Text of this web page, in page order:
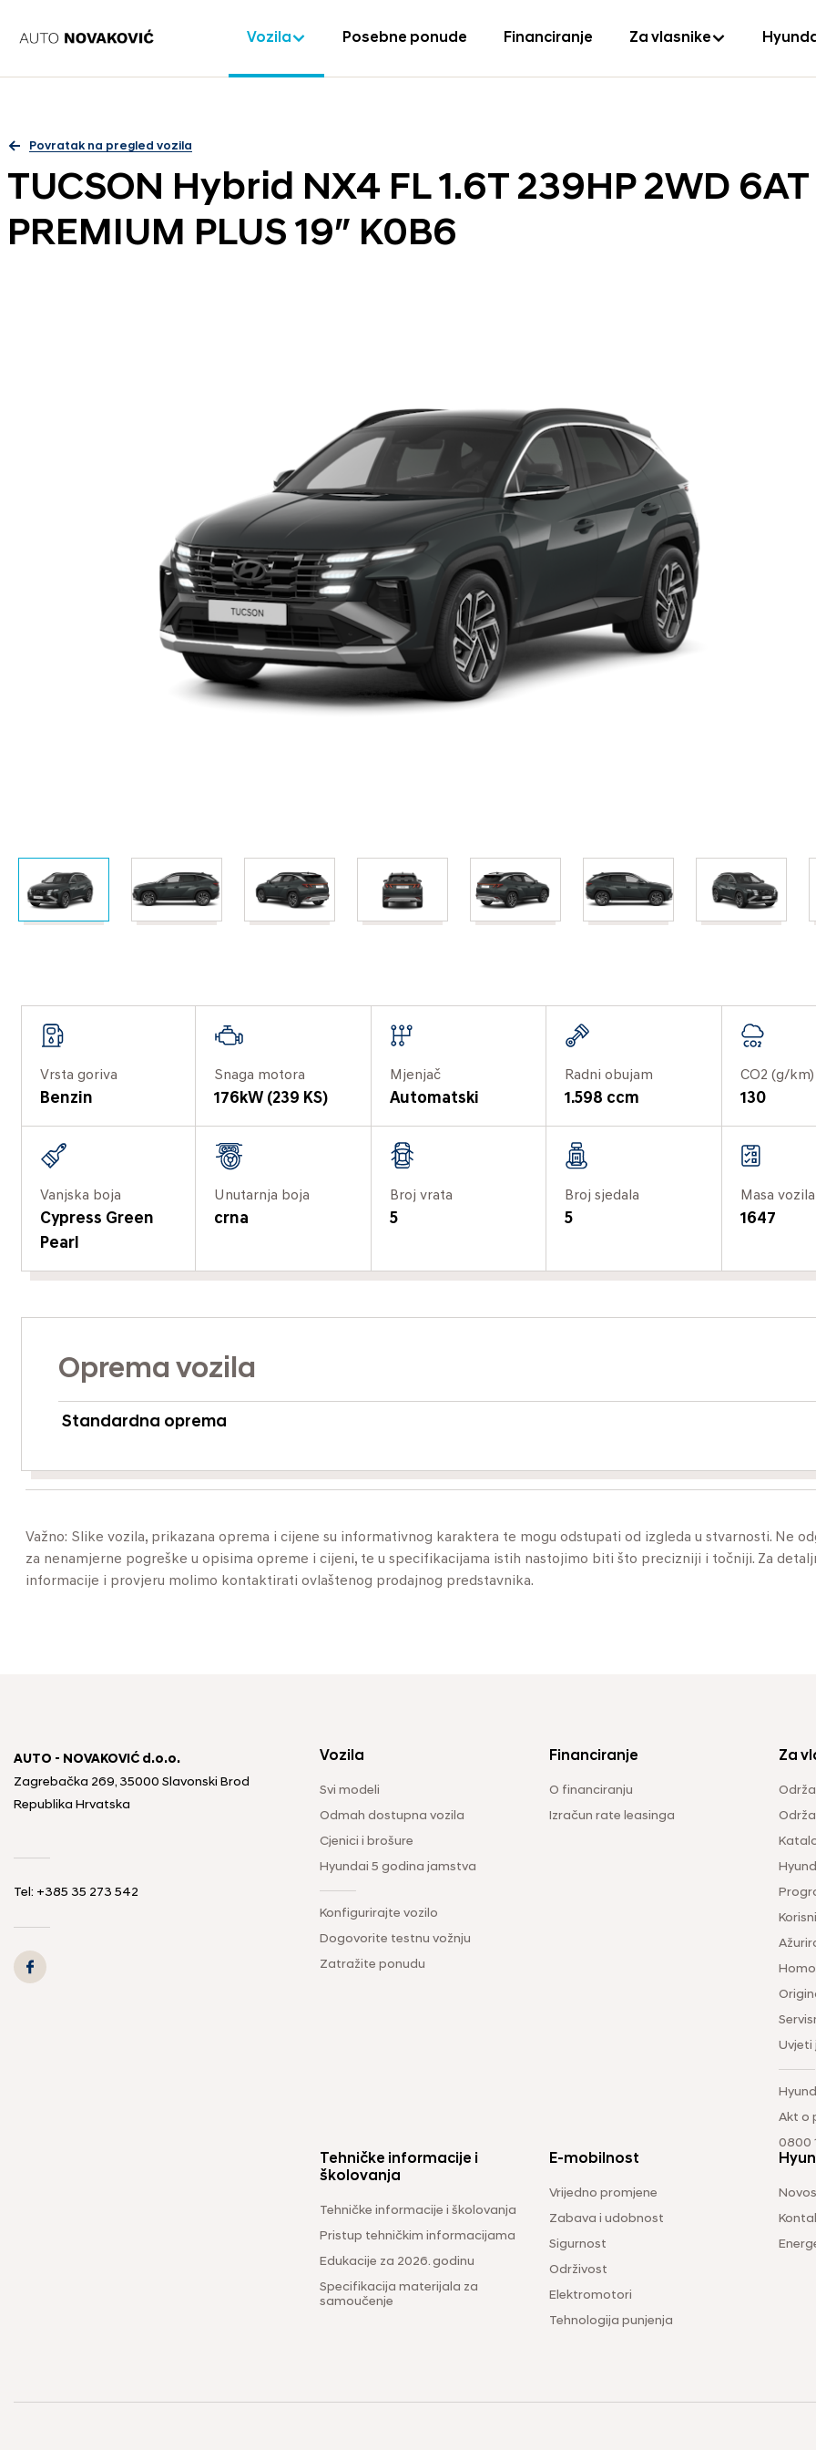
Vozila Posebne ponude Financiranje Za vlasnike
Povratak na pregled vozila
TUCSON Hybrid NX4 FL 1.6T 239HP 2WD 6AT
PREMIUM PLUS 19″ K0B6
Vrsta goriva
Benzin
Snaga motora
176kW (239 KS)
Mjenjač
Automatski
Radni obujam
1.598 ccm
CO2 (g/km)
130
Vanjska boja
Cypress Green
Pearl
Unutarnja boja
crna
Broj vrata
5
Broj sjedala
5
Masa
1647
Oprema vozila
Standardna oprema
Važno: Slike vozila, prikazana oprema i cijene su informativnog karaktera te mogu odstupati od izgleda u stvarnosti. Ne
za nenamjerne pogreške u opisima opreme i cijeni, te u specifikacijama istih nastojimo biti što precizniji i točniji. Za
informacije i provjeru molimo kontaktirati ovlaštenog prodajnog predstavnika.
AUTO - NOVAKOVIĆ d.o.o.
Zagrebačka 269, 35000 Slavonski Brod
Republika Hrvatska
Tel: +385 35 273 542
Vozila
Svi modeli
Odmah dostupna vozila
Cjenici i brošure
Hyundai 5 godina jamstva
Konfigurirajte vozilo
Dogovorite testnu vožnju
Zatražite ponudu
Financiranje
O financiranju
Izračun rate leasinga
Za
Uvjeti
Akt o
0800
Tehničke informacije i
školovanja
Tehničke informacije i školovanja
Pristup tehničkim informacijama
Edukacije za 2026. godinu
Specifikacija materijala za
samoučenje
E-mobilnost
Vrijedno promjene
Zabava i udobnost
Sigurnost
Održivost
Elektromotori
Tehnologija punjenja